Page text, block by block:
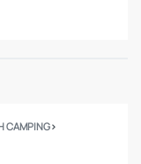
CAMPING›